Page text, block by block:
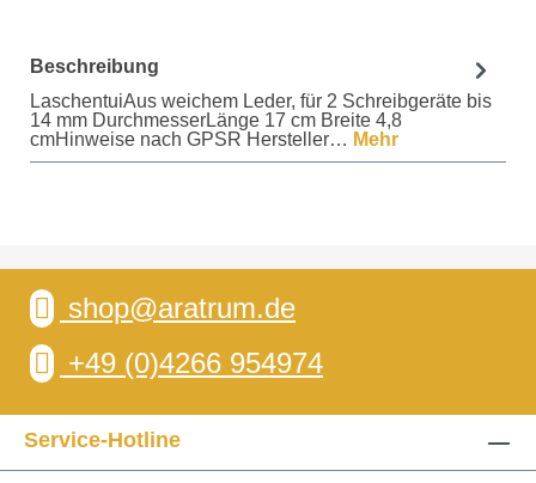
Beschreibung
LaschentuiAus weichem Leder, für 2 Schreibgeräte bis
14 mm DurchmesserLänge 17 cm Breite 4,8
cmHinweise nach GPSR Hersteller… Mehr
shop@aratrum.de
+49 (0)4266 954974
Service-Hotline